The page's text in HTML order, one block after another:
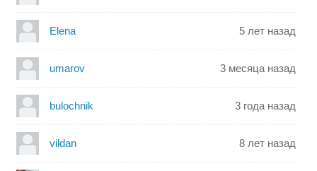
Elena 5 лет назад
umarov 3 месяца назад
bulochnik 3 года назад
vildan 8 лет назад